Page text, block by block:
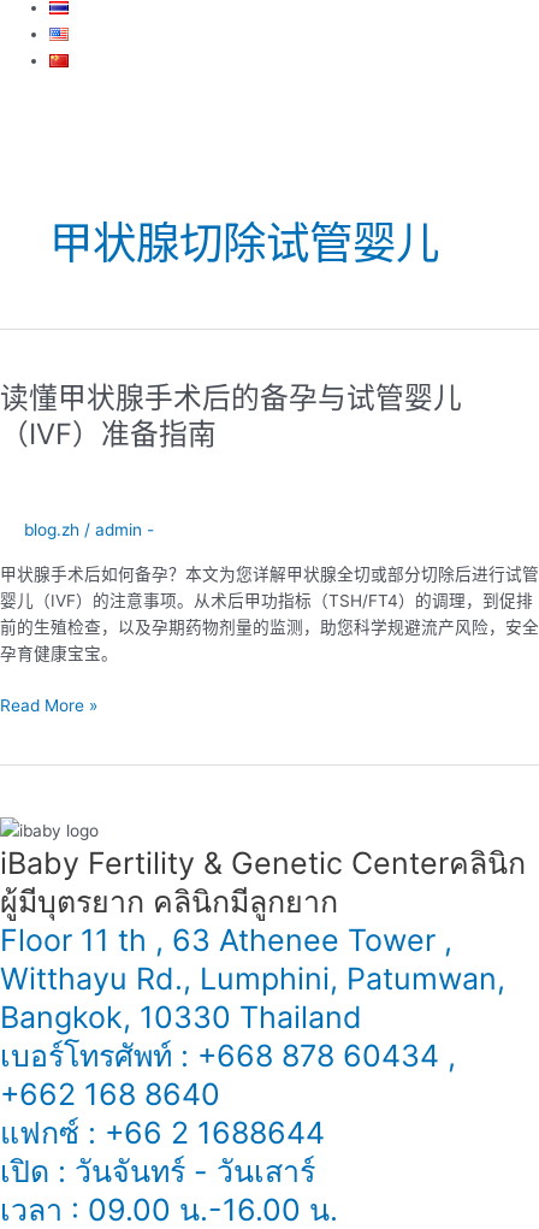
甲状腺切除试管婴儿
读懂甲状腺手术后的备孕与试管婴儿
（IVF）准备指南
blog.zh / admin -
甲状腺手术后如何备孕？本文为您详解甲状腺全切或部分切除后进行试管
婴儿（IVF）的注意事项。从术后甲功指标（TSH/FT4）的调理，到促排
前的生殖检查，以及孕期药物剂量的监测，助您科学规避流产风险，安全
孕育健康宝宝。
甲
备
孕
与
试
婴
（IVF）
备
南
Read More »
iBaby Fertility & Genetic Center​ คลินิก
ผู้มีบุตรยาก คลินิกมีลูกยาก
Floor 11 th , 63 Athenee Tower ,
Witthayu Rd., Lumphini, Patumwan,
Bangkok, 10330 Thailand
เบอร์โทรศัพท์ : +668 878 60434 ,
+662 168 8640
แฟกซ์ : +66 2 1688644
เปิด : วันจันทร์ - วันเสาร์
เวลา : 09.00 น.-16.00 น.